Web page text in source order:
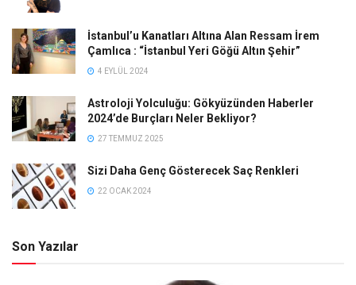
İstanbul’u Kanatları Altına Alan Ressam İrem
Çamlıca : “İstanbul Yeri Göğü Altın Şehir”
4 EYLÜL 2024
Astroloji Yolculuğu: Gökyüzünden Haberler
2024’de Burçları Neler Bekliyor?
27 TEMMUZ 2025
Sizi Daha Genç Gösterecek Saç Renkleri
22 OCAK 2024
Son Yazılar